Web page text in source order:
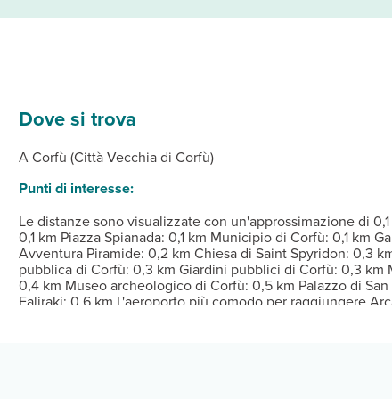
Dove si trova
A Corfù (Città Vecchia di Corfù)
Punti di interesse:
Le distanze sono visualizzate con un'approssimazione di
0,1 km Piazza Spianada: 0,1 km Municipio di Corfù: 0,1 km
Avventura Piramide: 0,2 km Chiesa di Saint Spyridon: 0,3
pubblica di Corfù: 0,3 km Giardini pubblici di Corfù: 0,3
0,4 km Museo archeologico di Corfù: 0,5 km Palazzo di
Faliraki: 0,6 km L'aeroporto più comodo per raggiungere
di aria condizionata e TV LED. Riposati su un
aperta 24 ore su 24.
piatti, nonché di un'ampia scelta di snack al bar/